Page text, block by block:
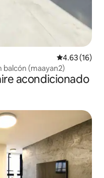
Calificación
4.63 (16)
(maayan2)
acondicionado